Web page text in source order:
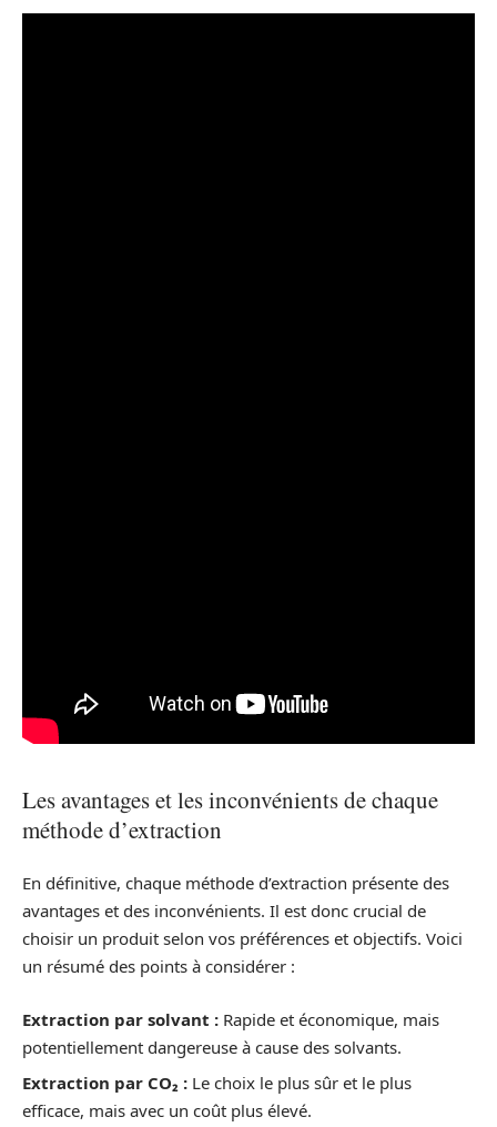
Les avantages et les inconvénients de chaque
méthode d’extraction
En définitive, chaque méthode d’extraction présente des
avantages et des inconvénients. Il est donc crucial de
choisir un produit selon vos préférences et objectifs. Voici
un résumé des points à considérer :
Extraction par solvant : Rapide et économique, mais
potentiellement dangereuse à cause des solvants.
Extraction par CO₂ : Le choix le plus sûr et le plus
efficace, mais avec un coût plus élevé.